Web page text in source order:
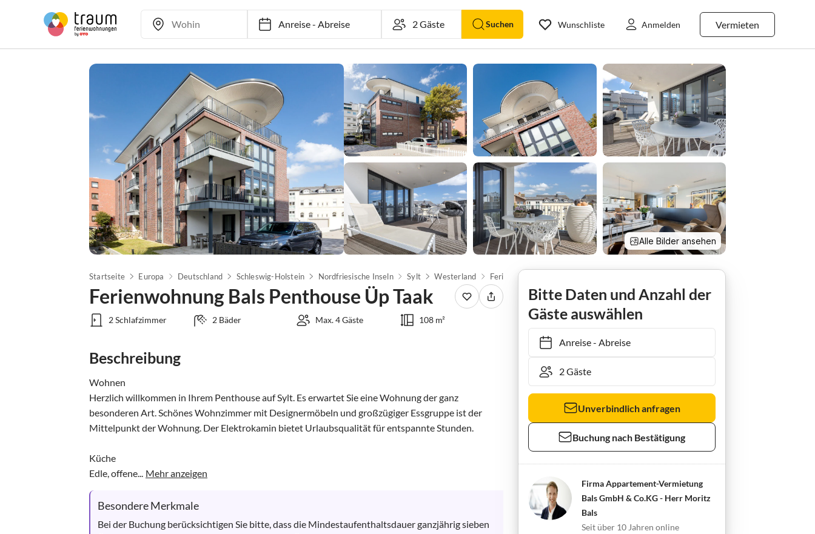
Anreise-Abreise Suchen Vermieten
Wunschliste Anmelden
Alle Bilder ansehen
Startseite Europa Deutschland Schleswig-Holstein Nordfriesische Inseln Sylt Westerland
Ferienwohnung Bals Penthouse Üp Taak
2 Schlafzimmer 2 Bäder Max. 4 Gäste 108 m²
Beschreibung
Wohnen
Herzlich willkommen in Ihrem Penthouse auf Sylt. Es erwartet Sie eine Wohnung der ganz
besonderen Art. Schönes Wohnzimmer mit Designermöbeln und großzügiger Essgruppe ist der
Mittelpunkt der Wohnung. Der Elektrokamin bietet Urlaubsqualität für entspannte Stunden.
Küche
Edle, offene... Mehr anzeigen
Besondere Merkmale
Bei der Buchung berücksichtigen Sie bitte, dass die Mindestaufenthaltsdauer ganzjährig sieben
Bitte Daten und Anzahl der
Gäste auswählen
Anreise- Abreise
Unverbindlich anfragen
Buchung nach Bestätigung
Firma Appartement-Vermietung
Bals GmbH & Co.KG - Herr Moritz
Bals
Seit über 10 Jahren online